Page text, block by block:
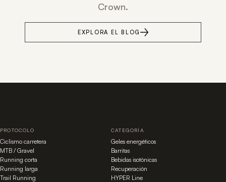
Crown.
EXPLORA EL BLOG
PROTOCOLO
Ciclismo carretera
MTB / Gravel
Running corta
Running larga
Trail Running
CATEGORÍA
Geles energéticos
Barritas
Bebidas isotónicas
Recuperación
HYPER Line